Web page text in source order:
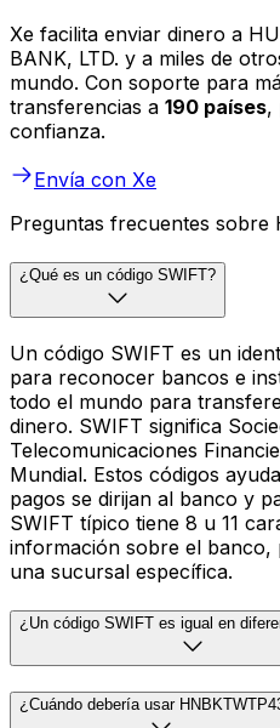
Xe facilita enviar dinero a
BANK, LTD. y a miles de
mundo. Con soporte para
transferencias a 190 países,
confianza.
Envía con Xe
Preguntas frecuentes sobre
¿Qué es un código SWIFT?
Un código SWIFT es un
para reconocer bancos e
todo el mundo para
dinero. SWIFT significa
Telecomunicaciones
Mundial. Estos códigos
pagos se dirijan al banco y
SWIFT típico tiene 8 u 11
información sobre el banco,
una sucursal específica.
¿Un código SWIFT es igual en
¿Cuándo debería usar